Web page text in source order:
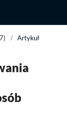
/ Artykuł